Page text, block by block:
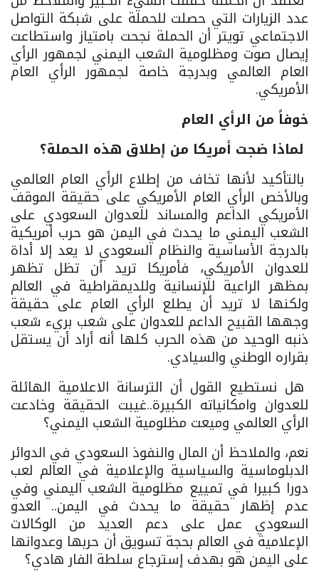
عدد الزيارات التي حصلت للحملة على شبكة التواصل
الاجتماعي تويتر أن الحملة نجحت بامتياز واستطاعت
إيصال صوت ومظلومية الشعب اليمني لجمهور الرأي
العام العالمي وبدرجة خاصة لجمهور الرأي العام
الأمريكي.
خوفاً من الرأي العام
لماذا ضجت أمريكا من إطلاق هذه الحملة؟
بالتأكيد لأنها تخاف من إطلاع الرأي العام العالمي
وبالأخص الرأي العام الأمريكي على حقيقة الموقف
الأمريكي الداعم والمساند للعدوان السعودي على
الشعب اليمني ما يحدث في اليمن هو حرب أمريكية
بالدرجة الأساسية والنظام السعودي لا يعد إلا أداة
للعدوان الأمريكي، فأمريكا تريد أن تظل تظهر
بمظهر الراعية للإنسانية وللديمقراطية في العالم
ولكنها لا تريد أن يطلع الرأي العام على حقيقة
وجهها القبيح الداعم للعدوان على شعب بريء شعب
ذنبه الوحيد من هذه الحرب كلها أنه أراد أن يستقل
بقراره الوطني والسيادي.
هل نستطيع القول أن الترسانة الاعلامية الهائلة
للعدوان وامكانياته الكبيرة..غيبت الحقيقة وخادعت
الرأي العالمي وميعت مظلومية الشعب اليمني؟
نعم، والملاحظ أن المال والنفوذ السعودي في الدوائر
الدبلوماسية والسياسية والإعلامية في العالم لعب
دورا كبيرا في تمييع مظلومية الشعب اليمني وفي
عدم إظهار حقيقة ما يحدث في اليمن.. العدو
السعودي عمل على دعم العديد من الوكالات
الإعلامية في العالم بحجة تسويق أن حربها وعدوانها
على اليمن هو بهدف إسترجاع سلطة الفار هادي؟